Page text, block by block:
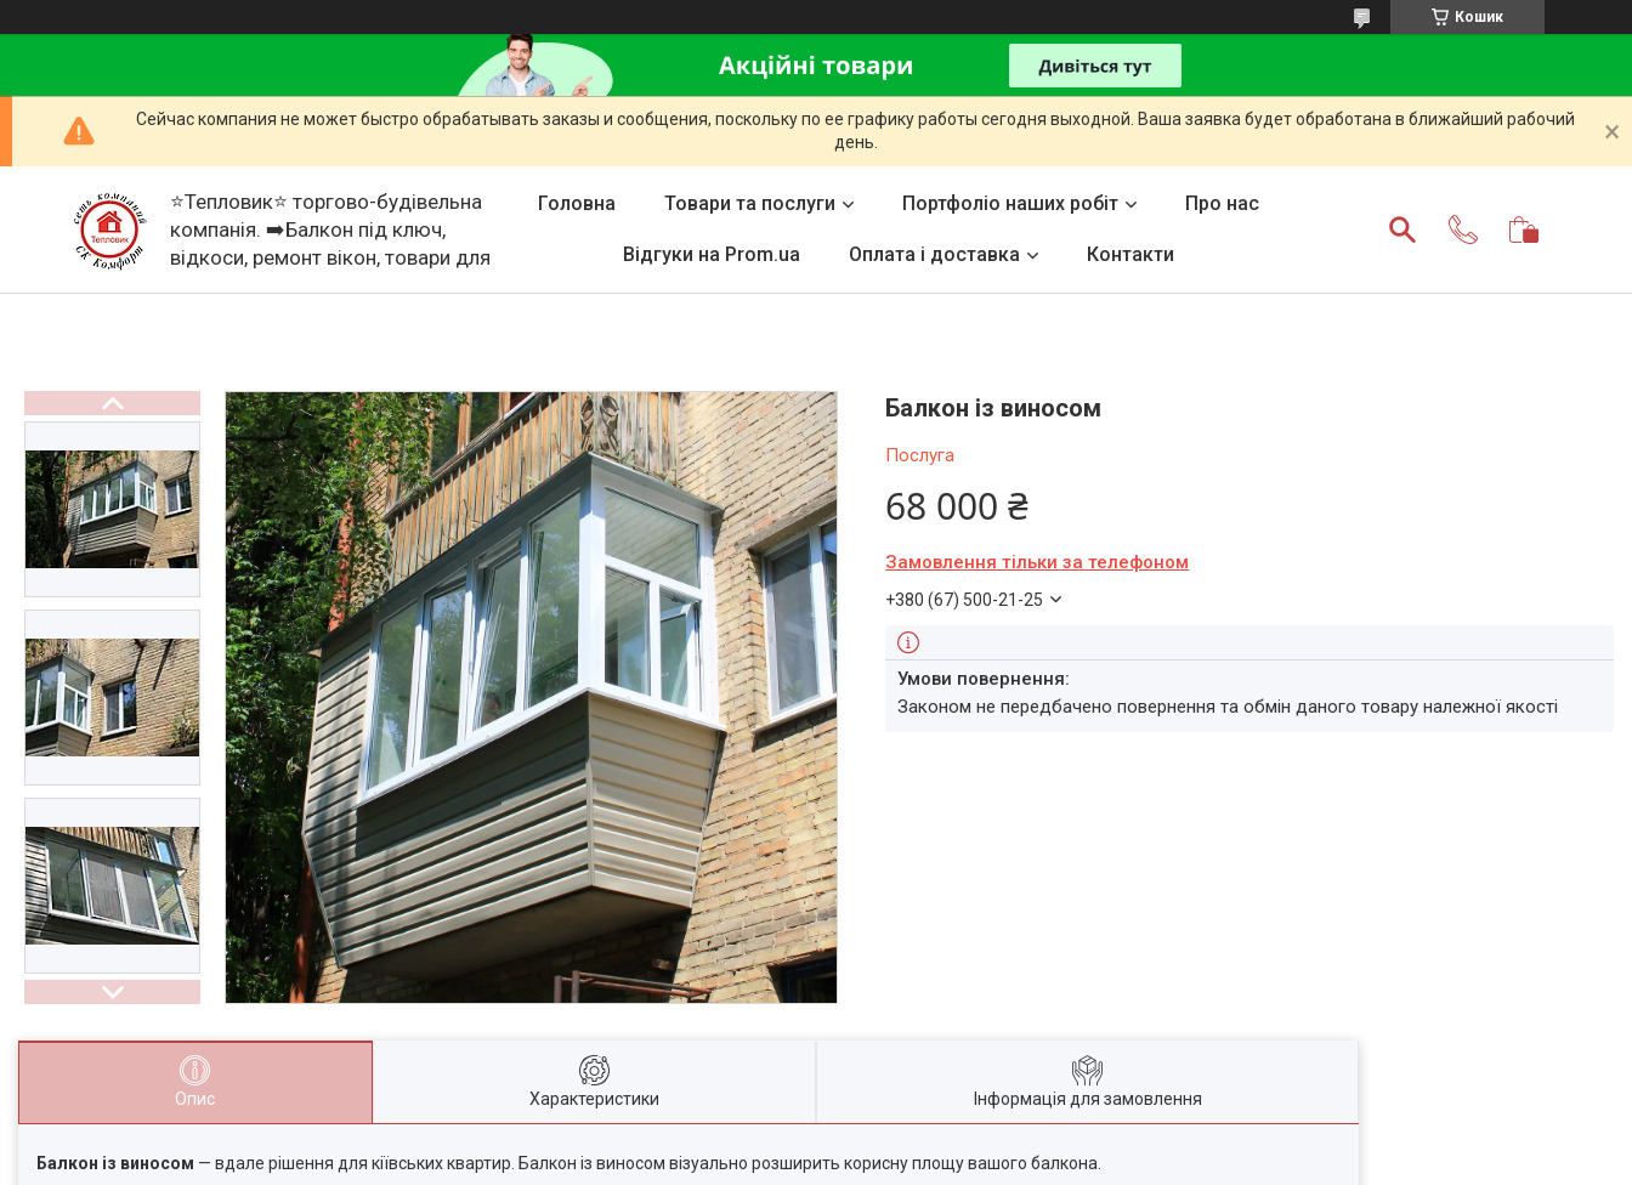
Кошик
Сейчас компания не может быстро обрабатывать заказы и сообщения, поскольку по ее графику работы сегодня выходной. Ваша заявка будет обработана в ближайший рабочий
день.
⭐Тепловик⭐ торгово-будівельна
компанія. ➡️Балкон під ключ,
відкоси, ремонт вікон, товари для
Головна Товари та послуги Портфоліо наших робіт Про нас
Відгуки на Prom.ua Оплата і доставка Контакти
Балкон із виносом
Послуга
68 000 ₴
Замовлення тільки за телефоном
+380 (67) 500-21-25
Законом не передбачено повернення та обмін даного товару належної якості
Опис Характеристики Інформація для замовлення
Балкон із виносом — вдале рішення для кіївських квартир. Балкон із виносом візуально розширить корисну площу вашого балкона.